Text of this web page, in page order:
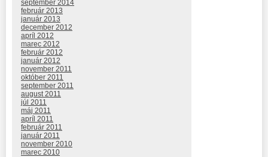
september 2014
február 2013
január 2013
december 2012
apríl 2012
marec 2012
február 2012
január 2012
november 2011
október 2011
september 2011
august 2011
júl 2011
máj 2011
apríl 2011
február 2011
január 2011
november 2010
marec 2010